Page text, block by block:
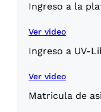
Ingreso a la
Ver video
Ingreso a UV-
Ver video
Matricula de